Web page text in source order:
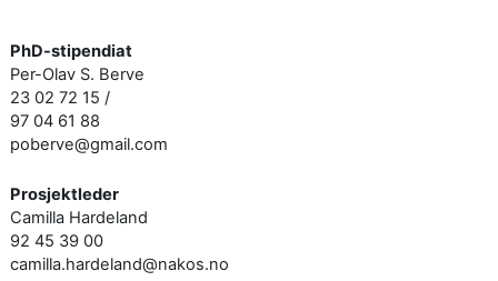
PhD-stipendiat
Per-Olav S. Berve
23 02 72 15 /
97 04 61 88
poberve@gmail.com
Prosjektleder
Camilla Hardeland
92 45 39 00
camilla.hardeland@nakos.no